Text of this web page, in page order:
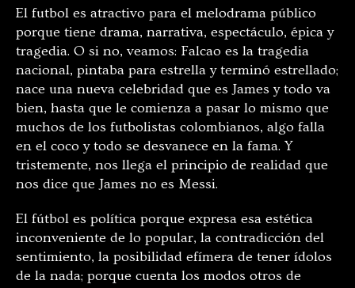
El futbol es atractivo para el melodrama público
porque tiene drama, narrativa, espectáculo, épica y
tragedia. O si no, veamos: Falcao es la tragedia
nacional, pintaba para estrella y terminó estrellado;
nace una nueva celebridad que es James y todo va
bien, hasta que le comienza a pasar lo mismo que
muchos de los futbolistas colombianos, algo falla
en el coco y todo se desvanece en la fama. Y
tristemente, nos llega el principio de realidad que
nos dice que James no es Messi.
El fútbol es política porque expresa esa estética
inconveniente de lo popular, la contradicción del
sentimiento, la posibilidad efímera de tener ídolos
de la nada; porque cuenta los modos otros de